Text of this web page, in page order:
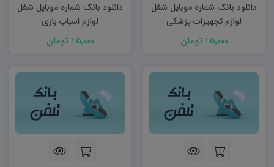
دانلود بانک شماره موبایل شغل
لوازم تجهیزات پزشکی
25,000 تومان
دانلود بانک شماره موبایل شغل
لوازم اسباب بازی
25,000 تومان